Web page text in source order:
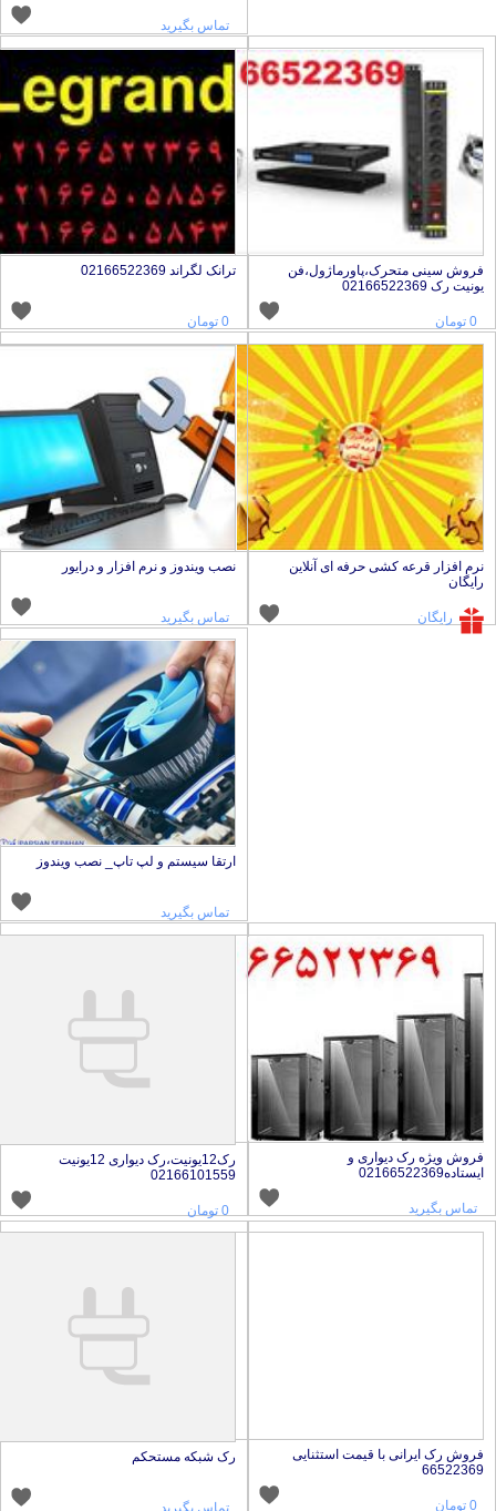
تماس بگیرید
سینی متحرک،پاورماژول،فن
رک 02166522369
ترانک لگراند 02166522369
افزار قرعه کشی حرفه ای آنلاین
رایگان
نصب ویندوز و نرم افزار و درایور
تماس بگیرید
ارتقا سیستم و لپ تاپ_ نصب ویندوز
تماس بگیرید
ویژه رک دیواری و
تماس بگیرید
رک12یونیت،رک دیواری 12یونیت
02166101559
رک ایرانی با قیمت استثنایی
رک شبکه مستحکم